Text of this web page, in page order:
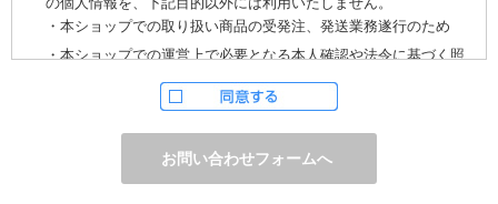
・本ショップでの取り扱い商品の受発注、発送業務遂行のため
・本ショップでの運営上で必要となる本人確認や法令に基づく照
ただし、お申し込みフォーム上でご希望の方のみに、下記サービ
・電子メール、ダイレクトメールなどによる情報のご提供
（1）ご提供情報の分野
・住宅関連設備・建材、家電製品、住まいづくり(新築・リフォー